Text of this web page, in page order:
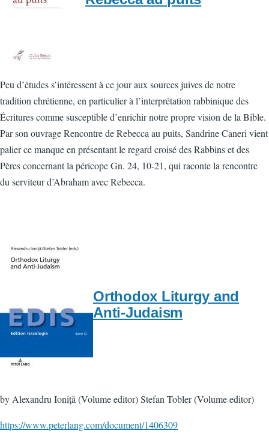
Peu d’études s’intéressent à ce jour aux sources juives de notre
tradition chrétienne, en particulier à l’interprétation rabbinique des
Écritures comme susceptible d’enrichir notre propre vision de la Bible.
Par son ouvrage Rencontre de Rebecca au puits, Sandrine Caneri vient
palier ce manque en présentant le regard croisé des Rabbins et des
Pères concernant la péricope Gn. 24, 10-21, qui raconte la rencontre
du serviteur d’Abraham avec Rebecca.
Orthodox Liturgy and
Anti-Judaism
by Alexandru Ioniță (Volume editor) Stefan Tobler (Volume editor)
https://www.peterlang.com/document/1406309